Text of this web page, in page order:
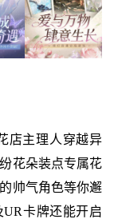
店主理人穿越异
花朵装点专属花
帅气角色等你邂
卡牌还能开启